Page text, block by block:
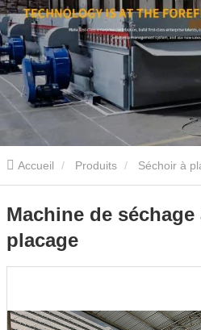
Accueil Produits Séchoir à
de placage Machine de séchage
Machine de
placage